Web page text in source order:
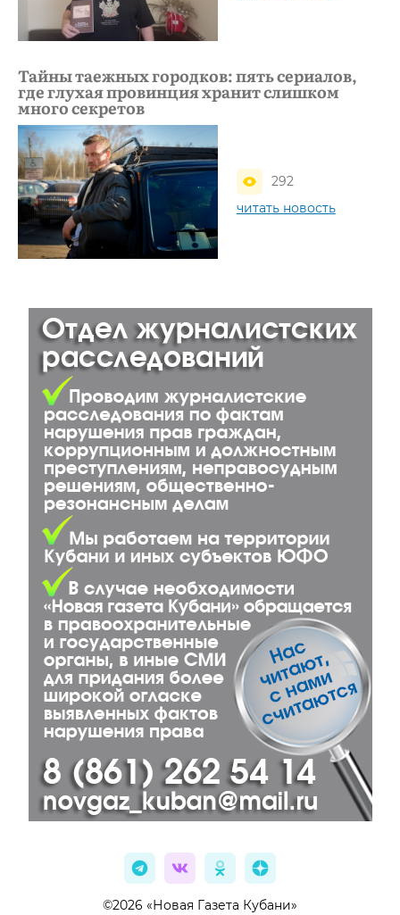
Тайны таежных городков: пять сериалов,
где глухая провинция хранит слишком
много секретов
292
читать новость
©2026 «Новая Газета Кубани»